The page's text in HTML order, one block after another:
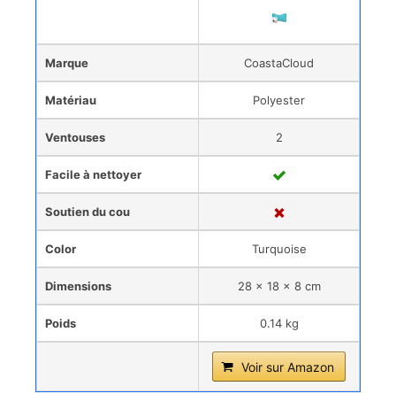
Marque CoastaCloud
Matériau Polyester
Ventouses 2
Facile à nettoyer
Soutien du cou
Color Turquoise
Dimensions 28 x 18 x 8 cm
Poids 0.14 kg
Voir sur Amazon